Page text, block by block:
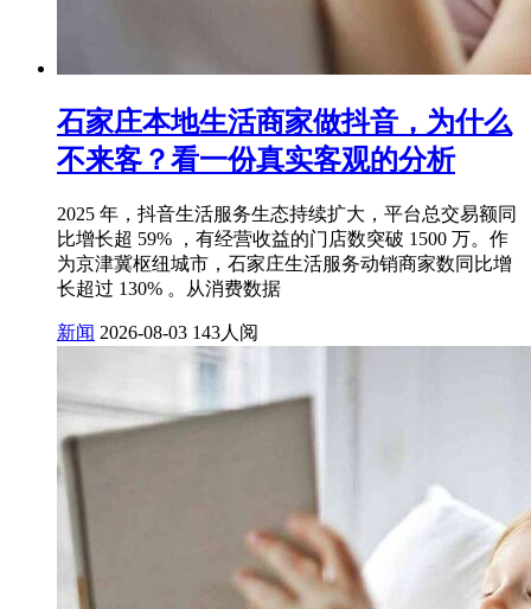
石家庄本地生活商家做抖音，为什么
不来客？看一份真实客观的分析
2025 年，抖音生活服务生态持续扩大，平台总交易额同
比增长超 59% ，有经营收益的门店数突破 1500 万。作
为京津冀枢纽城市，石家庄生活服务动销商家数同比增
长超过 130% 。从消费数据
新闻 2026-08-03 143人阅